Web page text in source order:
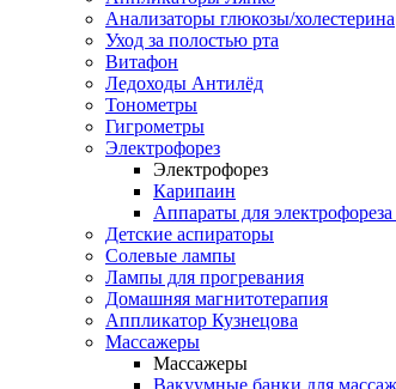
Анализаторы глюкозы/холестерина
Уход за полостью рта
Витафон
Ледоходы Антилёд
Тонометры
Гигрометры
Электрофорез
Электрофорез
Карипаин
Аппараты для
Детские аспираторы
Солевые лампы
Лампы для прогревания
Домашняя магнитотерапия
Аппликатор Кузнецова
Массажеры
Массажеры
Вакуумные банки для